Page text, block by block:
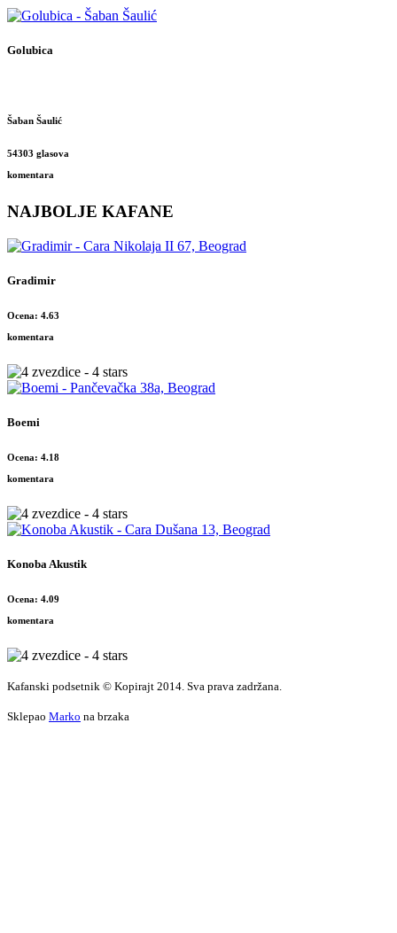
Golubica
Šaban Šaulić
54303 glasova
komentara
NAJBOLJE KAFANE
Gradimir
Ocena: 4.63
komentara
Boemi
Ocena: 4.18
komentara
Konoba Akustik
Ocena: 4.09
komentara
Kafanski podsetnik © Kopirajt 2014. Sva prava zadržana.
Sklepao Marko na brzaka